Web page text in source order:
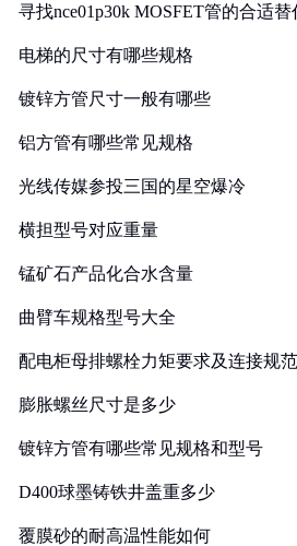
寻找nce01p30k MOSFET管的合适
电梯的尺寸有哪些规格
镀锌方管尺寸一般有哪些
铝方管有哪些常见规格
光线传媒参投三国的星空爆冷
横担型号对应重量
锰矿石产品化合水含量
曲臂车规格型号大全
配电柜母排螺栓力矩要求及连接规
膨胀螺丝尺寸是多少
镀锌方管有哪些常见规格和型号
D400球墨铸铁井盖重多少
覆膜砂的耐高温性能如何